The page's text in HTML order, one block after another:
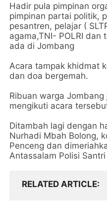
Hadir pula pimpinan
pimpinan partai politik,
pesantren, pelajar (
agama,TNI- POLRI dan
ada di Jombang
Acara tampak khidmat
dan doa bergemah.
Ribuan warga
mengikuti acara
Ditambah lagi dengan
Nurhadi Mbah Bolong,
Penceng dan
Antassalam Polisi
RELATED ARTICLE